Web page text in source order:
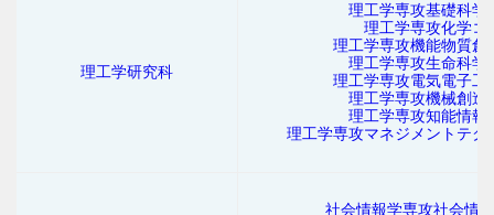
理工学研究科
理工学専攻基礎科学
理工学専攻化学コ
理工学専攻機能物質創
理工学専攻生命科学
理工学専攻電気電子工
理工学専攻機械創造
理工学専攻知能情報
理工学専攻マネジメントテク
社会情報学専攻社会情